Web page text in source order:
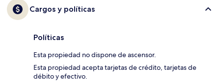
Cargos y políticas
Políticas
Esta propiedad no dispone de ascensor.
Esta propiedad acepta tarjetas de crédito, tarjetas de
débito y efectivo.